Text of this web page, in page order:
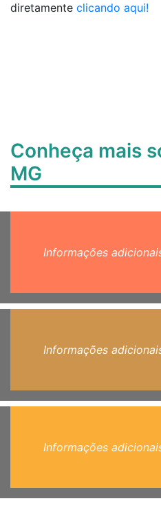
diretamente clicando aqui!
Conheça mais
MG
Informações
Informações
Informações